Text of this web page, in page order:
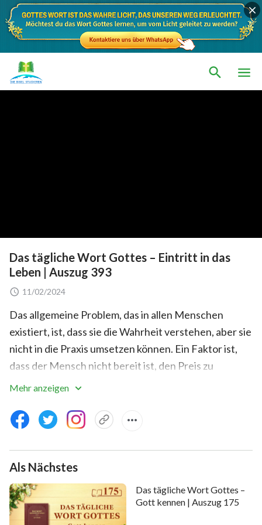
Das tägliche Wort Gottes – Eintritt in das
Leben | Auszug 393
11/02/2024
Das allgemeine Problem, das in allen Menschen
existiert, ist, dass sie die Wahrheit verstehen, aber sie
nicht in die Praxis umsetzen können. Ein Faktor ist,
dass der Mensch nicht bereit ist, den Preis zu
bezahlen; der andere Grund ist, dass das
Er ist nicht in der Lage hinter viele der
Schwierigkeiten, die im wirklichen Leben existieren,
zu blicken, und er weiß nicht wie man richtig ausübt.
Da der Mensch zu wenig Erfahrung, ein schlechtes
Kaliber, und ein eingeschränktes Verständnis für die
Wahrheit hat, ist er außerstande die Schwierigkeiten,
die ihm im Leben begegnen, zu meistern. Er kann nur
Mehr anzeigen
Als Nächstes
Das tägliche Wort Gottes –
Gott kennen | Auszug 175